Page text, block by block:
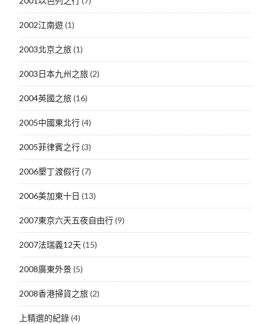
2002江南遊(1)
2003北京之旅(1)
2003日本九州之旅(2)
2004英國之旅(16)
2005中國東北行(4)
2005菲律賓之行(3)
2006墾丁渡假行(7)
2006美加東十日 (13)
2007東京六天五夜自由行(9)
2007法瑞義12天(15)
2008廣東外景(5)
2008香港掃貨之旅(2)
上精選的紀錄(4)